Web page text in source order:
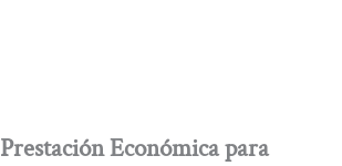
Prestación Económica para